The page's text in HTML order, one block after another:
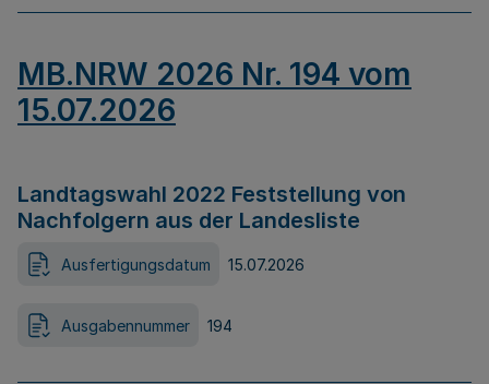
MB.NRW 2026 Nr. 194 vom
15.07.2026
Landtagswahl 2022 Feststellung von
Nachfolgern aus der Landesliste
Ausfertigungsdatum 15.07.2026
Ausgabennummer 194